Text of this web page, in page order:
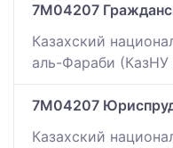
7M04207
Казахский
аль-Фараби
7M04207
Казахский